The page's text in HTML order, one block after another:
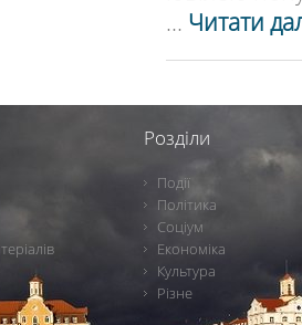
... Читати
Розділи
Події
Політика
Соціум
Економіка
Культура
Різне